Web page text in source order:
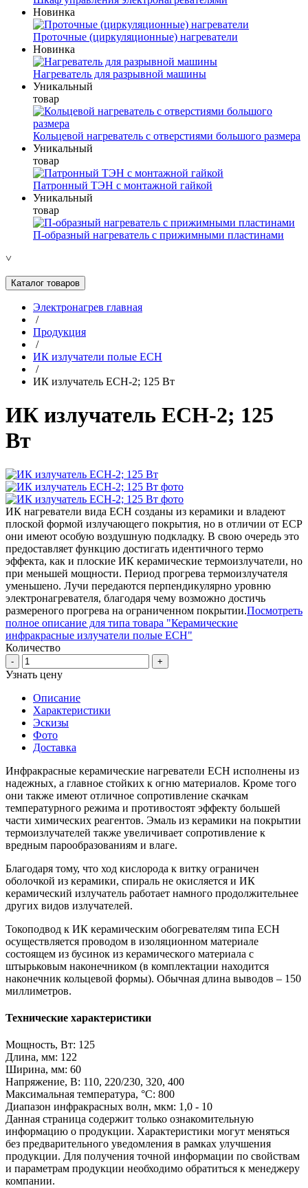
Новинка
Проточные (циркуляционные) нагреватели
Новинка
Нагреватель для разрывной машины
Уникальный
товар
Кольцевой нагреватель с отверстиями большого размера
Уникальный
товар
Патронный ТЭН с монтажной гайкой
Уникальный
товар
П-образный нагреватель с прижимными пластинами
˅
Каталог товаров
Электронагрев главная
/
Продукция
/
ИК излучатели полые ECH
/
ИК излучатель ECH-2; 125 Вт
ИК излучатель ECH-2; 125
Вт
ИК нагреватели вида ECH созданы из керамики и владеют
плоской формой излучающего покрытия, но в отличии от ECP
они имеют особую воздушную подкладку. В свою очередь это
предоставляет функцию достигать идентичного термо
эффекта, как и плоские ИК керамические термоизлучатели, но
при меньшей мощности. Период прогрева термоизлучателя
уменьшено. Лучи передаются перпендикулярно уровню
электронагревателя, благодаря чему возможно достичь
размереного прогрева на ограниченном покрытии.Посмотреть
полное описание для типа товара "Керамические
инфракрасные излучатели полые ECH"
Количество
- +
Узнать цену
Описание
Характеристики
Эскизы
Фото
Доставка
Инфракрасные керамические нагреватели ECH исполнены из
надежных, а главное стойких к огню материалов. Кроме того
они также имеют отличное сопротивление скачкам
температурного режима и противостоят эффекту большей
части химических реагентов. Эмаль из керамики на покрытии
термоизлучателей также увеличивает сопротивление к
вредным парообразованиям и влаге.
Благодаря тому, что ход кислорода к витку ограничен
оболочкой из керамики, спираль не окисляется и ИК
керамический излучатель работает намного продолжительнее
других видов излучателей.
Токоподвод к ИК керамическим обогревателям типа ECH
осуществляется проводом в изоляционном материале
состоящем из бусинок из керамического материала с
штырьковым наконечником (в комплектации находится
наконечник кольцевой формы). Обычная длина выводов – 150
миллиметров.
Технические характеристики
Мощность, Вт: 125
Длина, мм: 122
Ширина, мм: 60
Напряжение, В: 110, 220/230, 320, 400
Максимальная температура, °C: 800
Диапазон инфракрасных волн, мкм: 1,0 - 10
Данная страница содержит только ознакомительную
информацию о продукции. Характеристики могут меняться
без предварительного уведомления в рамках улучшения
продукции. Для получения точной информации по свойствам
и параметрам продукции необходимо обратиться к менеджеру
компании.